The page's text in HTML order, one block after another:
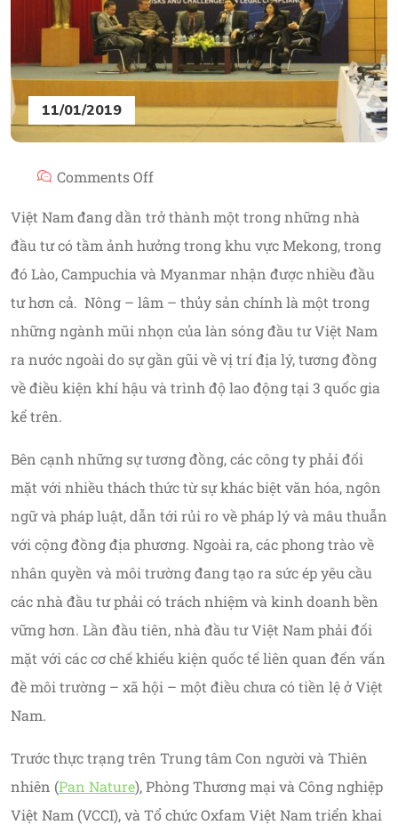
11/01/2019
Comments Off
Việt Nam đang dần trở thành một trong những nhà
đầu tư có tầm ảnh hưởng trong khu vực Mekong, trong
đó Lào, Campuchia và Myanmar nhận được nhiều đầu
tư hơn cả. Nông – lâm – thủy sản chính là một trong
những ngành mũi nhọn của làn sóng đầu tư Việt Nam
ra nước ngoài do sự gần gũi về vị trí địa lý, tương đồng
về điều kiện khí hậu và trình độ lao động tại 3 quốc gia
kể trên.
Bên cạnh những sự tương đồng, các công ty phải đối
mặt với nhiều thách thức từ sự khác biệt văn hóa, ngôn
ngữ và pháp luật, dẫn tới rủi ro về pháp lý và mâu thuẫn
với cộng đồng địa phương. Ngoài ra, các phong trào về
nhân quyền và môi trường đang tạo ra sức ép yêu cầu
các nhà đầu tư phải có trách nhiệm và kinh doanh bền
vững hơn. Lần đầu tiên, nhà đầu tư Việt Nam phải đối
mặt với các cơ chế khiếu kiện quốc tế liên quan đến vấn
đề môi trường – xã hội – một điều chưa có tiền lệ ở Việt
Nam.
Trước thực trạng trên Trung tâm Con người và Thiên
nhiên (Pan Nature), Phòng Thương mại và Công nghiệp
Việt Nam (VCCI), và Tổ chức Oxfam Việt Nam triển khai